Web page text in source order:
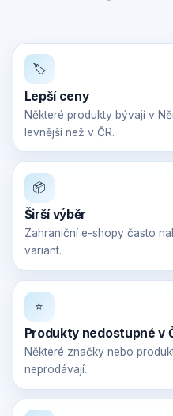
🏷️
Lepší ceny
Některé produkty bývají v
levnější než v ČR.
📦
Širší výběr
Zahraniční e-shopy často
variant.
⭐
Produkty nedostupné v
Některé značky nebo
neprodávají.